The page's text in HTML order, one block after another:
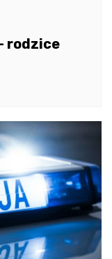
rodzice